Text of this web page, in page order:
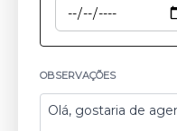
OBSERVAÇÕES